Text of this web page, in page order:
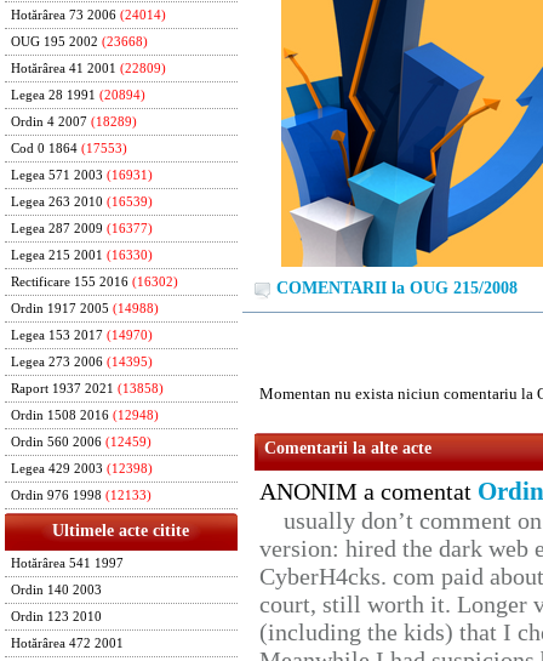
Hotărârea 73 2006 (24014)
OUG 195 2002 (23668)
Hotărârea 41 2001 (22809)
Legea 28 1991 (20894)
Ordin 4 2007 (18289)
Cod 0 1864 (17553)
Legea 571 2003 (16931)
Legea 263 2010 (16539)
Legea 287 2009 (16377)
Legea 215 2001 (16330)
Rectificare 155 2016 (16302)
Ordin 1917 2005 (14988)
Legea 153 2017 (14970)
Legea 273 2006 (14395)
Raport 1937 2021 (13858)
Ordin 1508 2016 (12948)
Ordin 560 2006 (12459)
Legea 429 2003 (12398)
Ordin 976 1998 (12133)
Ultimele acte citite
Hotărârea 541 1997
Ordin 140 2003
Ordin 123 2010
Hotărârea 472 2001
COMENTARII la OUG 215/2008
Momentan nu exista niciun comentariu la
Comentarii la alte acte
ANONIM a comentat
usually don’t comment
version: hired the dark web
CyberH4cks. com paid
court, still worth it. Longer
(including the kids) that I